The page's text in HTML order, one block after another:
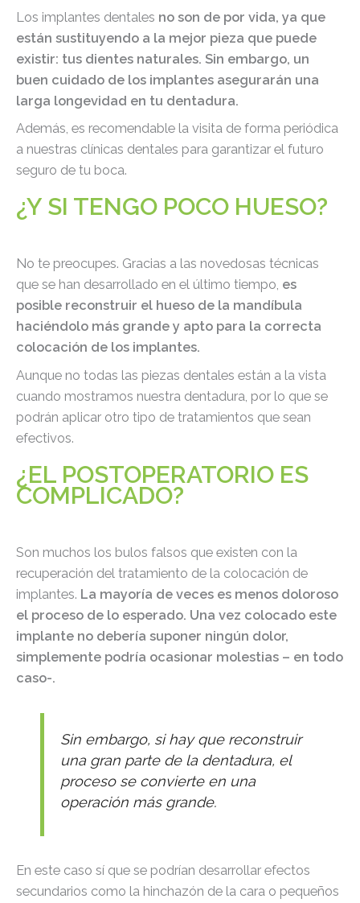
Los implantes dentales no son de por vida, ya que
están sustituyendo a la mejor pieza que puede
existir: tus dientes naturales. Sin embargo, un
buen cuidado de los implantes asegurarán una
larga longevidad en tu dentadura.
Además, es recomendable la visita de forma periódica
a nuestras clínicas dentales para garantizar el futuro
seguro de tu boca.
¿Y SI TENGO POCO HUESO?
No te preocupes. Gracias a las novedosas técnicas
que se han desarrollado en el último tiempo, es
posible reconstruir el hueso de la mandíbula
haciéndolo más grande y apto para la correcta
colocación de los implantes.
Aunque no todas las piezas dentales están a la vista
cuando mostramos nuestra dentadura, por lo que se
podrán aplicar otro tipo de tratamientos que sean
efectivos.
¿EL POSTOPERATORIO ES
COMPLICADO?
Son muchos los bulos falsos que existen con la
recuperación del tratamiento de la colocación de
implantes. La mayoría de veces es menos doloroso
el proceso de lo esperado. Una vez colocado este
implante no debería suponer ningún dolor,
simplemente podría ocasionar molestias – en todo
caso-.
Sin embargo, si hay que reconstruir
una gran parte de la dentadura, el
proceso se convierte en una
operación más grande.
En este caso sí que se podrían desarrollar efectos
secundarios como la hinchazón de la cara o pequeños